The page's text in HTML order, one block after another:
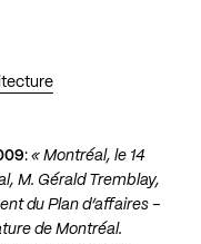
: « Montréal, le 14
M. Gérald Tremblay,
du Plan d’affaires –
de Montréal.